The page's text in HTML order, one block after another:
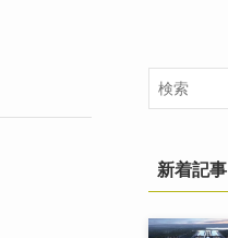
新着記事